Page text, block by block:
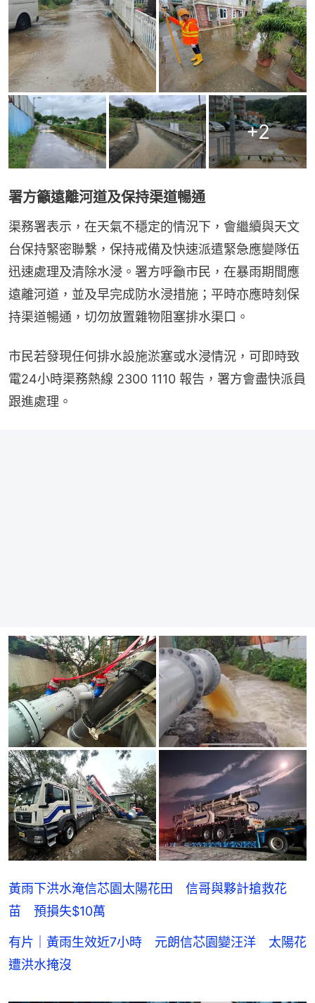
+2
署方籲遠離河道及保持渠道暢通
渠務署表示，在天氣不穩定的情況下，會繼續與天文
台保持緊密聯繫，保持戒備及快速派遣緊急應變隊伍
迅速處理及清除水浸。署方呼籲市民，在暴雨期間應
遠離河道，並及早完成防水浸措施；平時亦應時刻保
持渠道暢通，切勿放置雜物阻塞排水渠口。
市民若發現任何排水設施淤塞或水浸情況，可即時致
電24小時渠務熱線 2300 1110 報告，署方會盡快派員
跟進處理。
黃雨下洪水淹信芯園太陽花田 信哥與夥計搶救花
苗 預損失$10萬
有片｜黃雨生效近7小時 元朗信芯園變汪洋 太陽花
遭洪水掩沒